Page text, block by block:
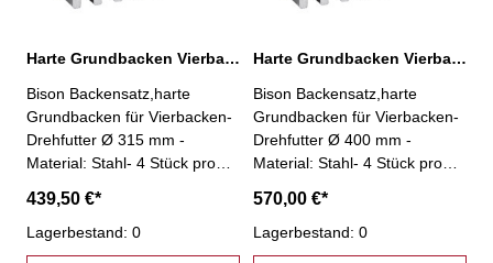
Harte Grundbacken Vierbacken-Drehfutter Ø 315 mm
Bison Backensatz,harte
Grundbacken für Vierbacken-
Drehfutter Ø 315 mm -
Material: Stahl- 4 Stück pro
439,50 €*
Lagerbestand: 0
Harte Grundbacken Vierbacken-Drehfutter Ø 400 mm
Bison Backensatz,harte
Grundbacken für Vierbacken-
Drehfutter Ø 400 mm -
Material: Stahl- 4 Stück pro
570,00 €*
Lagerbestand: 0